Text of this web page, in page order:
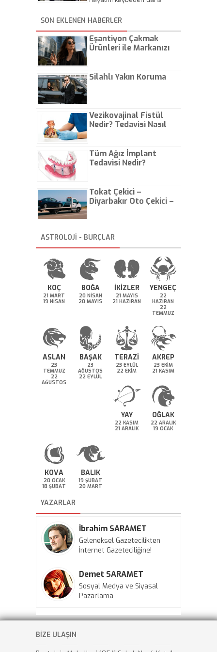
aynı tabancayı kafasına
verdi.
cenazesini Bodrum'dan
gelecek olan babasının
alacağı öğrenildi. Gencin
arkadaşları da Adli Tıp
önünde beklemeye devam
SON EKLENEN HABERLER
Eşantiyon Çakmak
Ürünleri ile Markanızı
Silahlı Yakın Koruma
Vezikovajinal Fistül
Nedir? Tedavisi Nasıl
Tüm Ağız İmplant
Tedavisi Nedir?
Tokat Çekici –
Diyarbakır Oto Çekici –
ASTROLOJİ - BURÇLAR
KOÇ
21 MART
19 NİSAN
BOĞA
20 NİSAN
20 MAYIS
İKİZLER
21 MAYIS
21 HAZİRAN
YENGEÇ
22
HAZİRAN
22
TEMMUZ
ASLAN
23
TEMMUZ
22
AĞUSTOS
BAŞAK
23
AĞUSTOS
22 EYLÜL
TERAZİ
23 EYLÜL
22 EKİM
AKREP
23 EKİM
21 KASIM
YAY
22 KASIM
21 ARALIK
OĞLAK
22 ARALIK
19 OCAK
KOVA
20 OCAK
18 ŞUBAT
BALIK
19 ŞUBAT
20 MART
YAZARLAR
İbrahim SARAMET
Geleneksel Gazetecilikten
İnternet Gazeteciliğine!
Demet SARAMET
Sosyal Medya ve Siyasal
Pazarlama
BİZE ULAŞIN